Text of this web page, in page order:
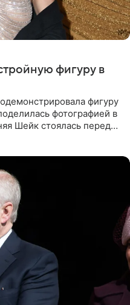
фигуру в
фигуру
фотографией в
Шейк стоялась перед